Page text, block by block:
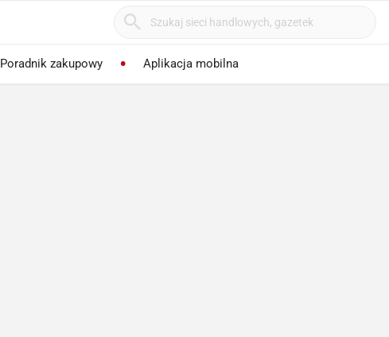
Poradnik zakupowy Aplikacja mobilna